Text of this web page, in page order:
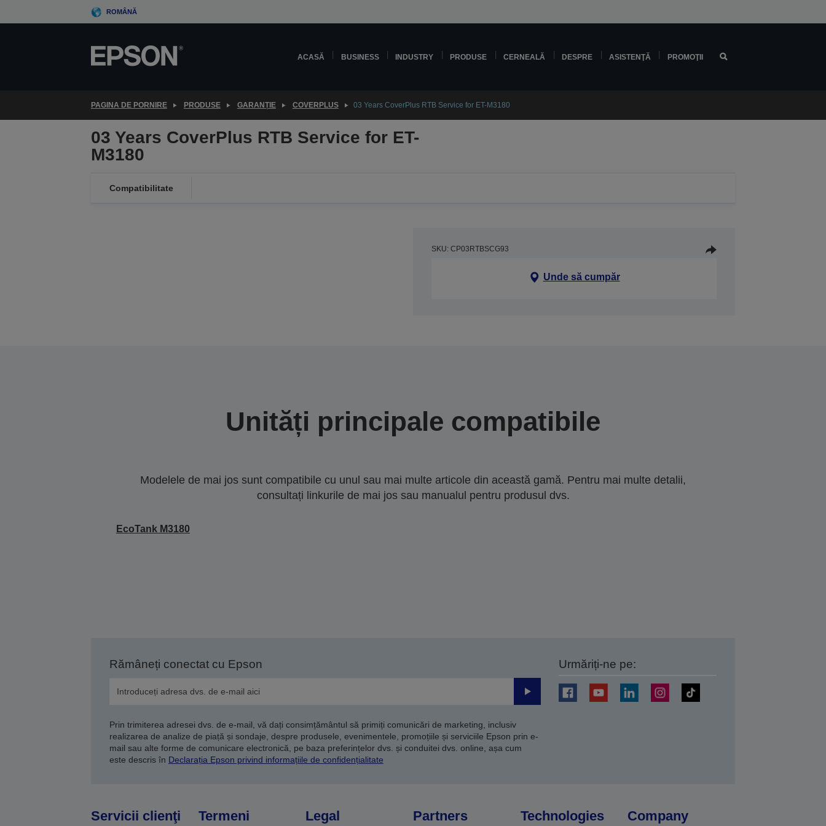
to
ROMÂNĂ
ACASĂ BUSINESS INDUSTRY PRODUSE CERNEALĂ DESPRE ASISTENŢĂ PROMOŢII
PAGINA DE PORNIRE PRODUSE GARANȚIE COVERPLUS 03 Years CoverPlus RTB Service for ET-M3180
03 Years CoverPlus RTB Service for ET-
M3180
Compatibilitate
SKU: CP03RTBSCG93
Unde să cumpăr
Unități principale compatibile
Modelele de mai jos sunt compatibile cu unul sau mai multe articole din această gamă. Pentru mai multe detalii,
consultați linkurile de mai jos sau manualul pentru produsul dvs.
EcoTank M3180
Rămâneți conectat cu Epson
Trimiteți
Prin trimiterea adresei dvs. de e-mail, vă dați consimțământul să primiți comunicări de marketing, inclusiv
realizarea de analize de piață și sondaje, despre produsele, evenimentele, promoțiile și serviciile Epson prin e-
mail sau alte forme de comunicare electronică, pe baza preferințelor dvs. și conduitei dvs. online, așa cum
este descris în Declarația Epson privind informațiile de confidențialitate
Urmăriți-ne pe:
Servicii clienţi Termeni Legal Partners Technologies Company